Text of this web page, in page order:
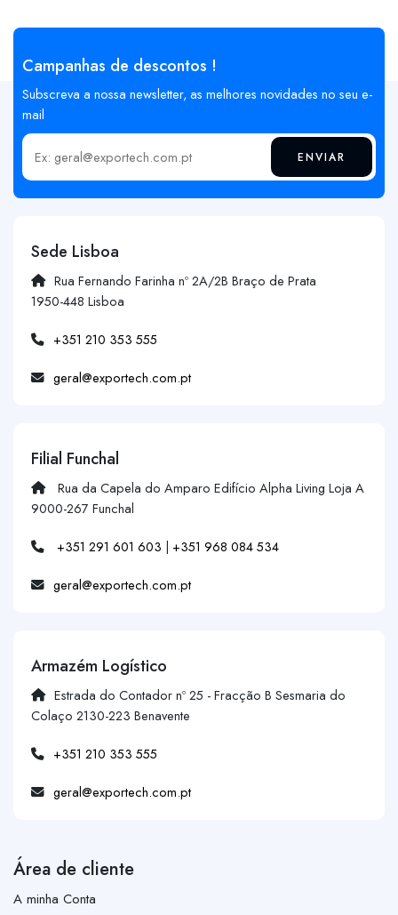
Campanhas de descontos !
Subscreva a nossa newsletter, as melhores novidades no seu e-
mail
Insira o seu email ENVIAR
Sede Lisboa
Rua Fernando Farinha nº 2A/2B Braço de Prata
1950-448 Lisboa
+351 210 353 555
geral@exportech.com.pt
Filial Funchal
Rua da Capela do Amparo Edifício Alpha Living Loja A
9000-267 Funchal
+351 291 601 603 | +351 968 084 534
geral@exportech.com.pt
Armazém Logístico
Estrada do Contador nº 25 - Fracção B Sesmaria do
Colaço 2130-223 Benavente
+351 210 353 555
geral@exportech.com.pt
Área de cliente
A minha Conta